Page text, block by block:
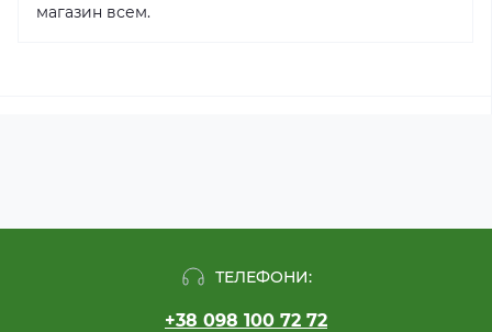
магазин всем.
ТЕЛЕФОНИ:
+38 098 100 72 72